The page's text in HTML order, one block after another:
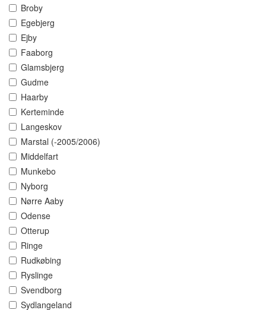
Broby
Egebjerg
Ejby
Faaborg
Glamsbjerg
Gudme
Haarby
Kerteminde
Langeskov
Marstal (-2005/2006)
Middelfart
Munkebo
Nyborg
Nørre Aaby
Odense
Otterup
Ringe
Rudkøbing
Ryslinge
Svendborg
Sydlangeland